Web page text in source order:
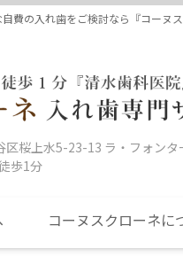
費の入れ歯をご検討なら『コーヌ
区桜上水5-23-13 ラ・フォンタ
歩1分
コーヌスクローネに